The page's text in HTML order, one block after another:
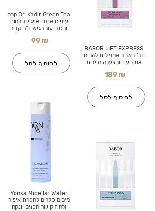
Dr. Kadir Green Tea קרם
עיניים אנטי-אייג'ינג לחות
והגנה עור רגיש ד"ר קדיר
99 ₪
להוסיף לסל
Yonka Micellar Water
מים מיסלרים להסרת איפור
ולחיזוק עור הפנים יונקה
BABOR LIFT EXPRESS
דר' באבור אמפולות להרים
את העור והצערה מיידית
189 ₪
להוסיף לסל